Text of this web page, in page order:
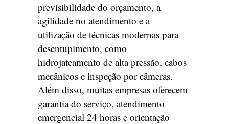
previsibilidade do orçamento, a
agilidade no atendimento e a
utilização de técnicas modernas para
desentupimento, como
hidrojateamento de alta pressão, cabos
mecânicos e inspeção por câmeras.
Além disso, muitas empresas oferecem
garantia do serviço, atendimento
emergencial 24 horas e orientação